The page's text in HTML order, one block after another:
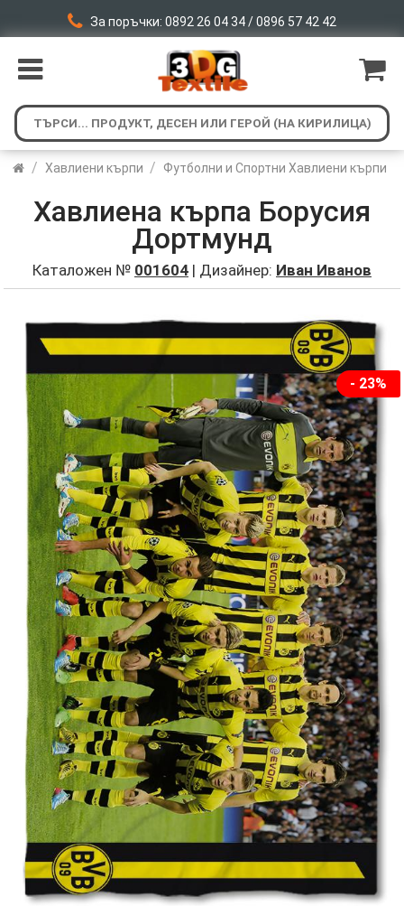
За поръчки: 0892 26 04 34 / 0896 57 42 42
/ Хавлиени кърпи / Футболни и Спортни Хавлиени кърпи
Хавлиена кърпа Борусия
Дортмунд
Каталожен № 001604 | Дизайнер: Иван Иванов
- 23%